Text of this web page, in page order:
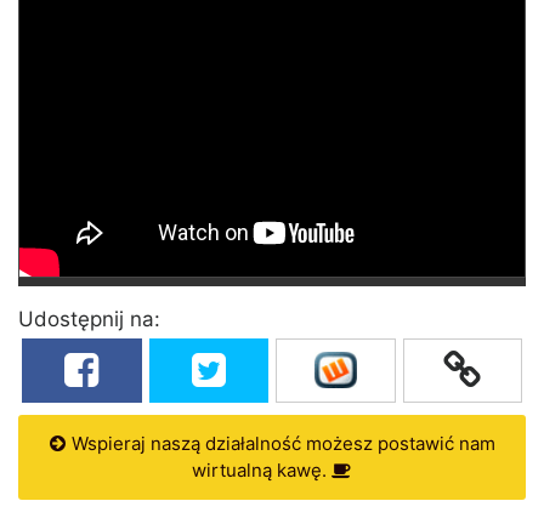
Udostępnij na:
Wspieraj naszą działalność możesz postawić nam
wirtualną kawę.